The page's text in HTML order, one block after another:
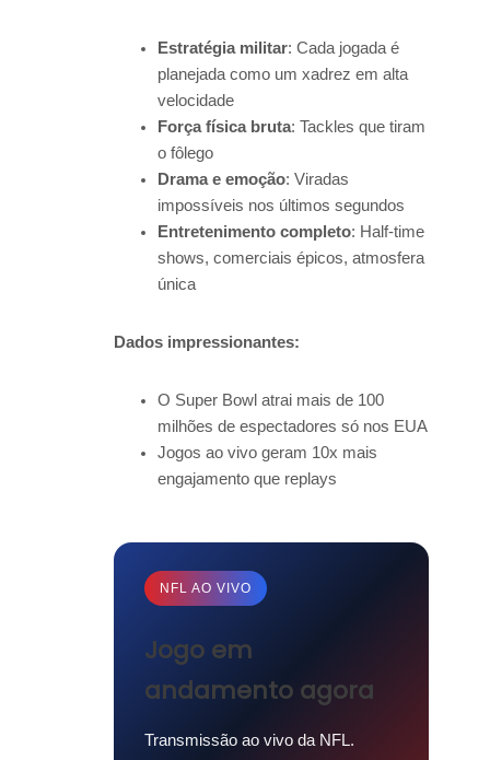
Estratégia militar: Cada jogada é
planejada como um xadrez em alta
velocidade
Força física bruta: Tackles que tiram
o fôlego
Drama e emoção: Viradas
impossíveis nos últimos segundos
Entretenimento completo: Half-time
shows, comerciais épicos, atmosfera
única
Dados impressionantes:
O Super Bowl atrai mais de 100
milhões de espectadores só nos EUA
Jogos ao vivo geram 10x mais
engajamento que replays
NFL AO VIVO
Jogo em
andamento agora
Transmissão ao vivo da NFL.